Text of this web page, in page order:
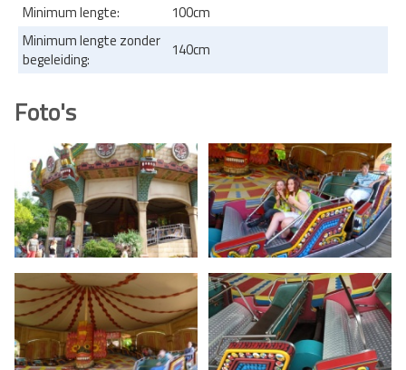
Minimum lengte:
100cm
Minimum lengte zonder
begeleiding:
140cm
Foto's